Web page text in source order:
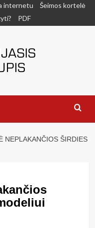
internetu
Šeimos kortelė
PDF
NEPLAKANČIOS ŠIRDIES